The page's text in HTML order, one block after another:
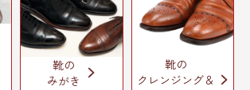
靴の
みがき
靴の
クレンジング＆